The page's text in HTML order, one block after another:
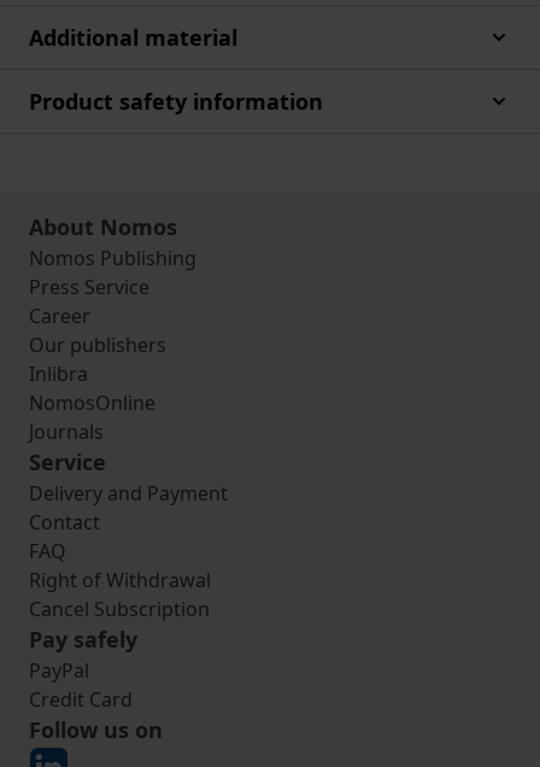
Additional material
Product safety information
About Nomos
Nomos Publishing
Press Service
Career
Our publishers
Inlibra
NomosOnline
Journals
Service
Delivery and Payment
Contact
FAQ
Right of Withdrawal
Cancel Subscription
Pay safely
PayPal
Credit Card
Follow us on